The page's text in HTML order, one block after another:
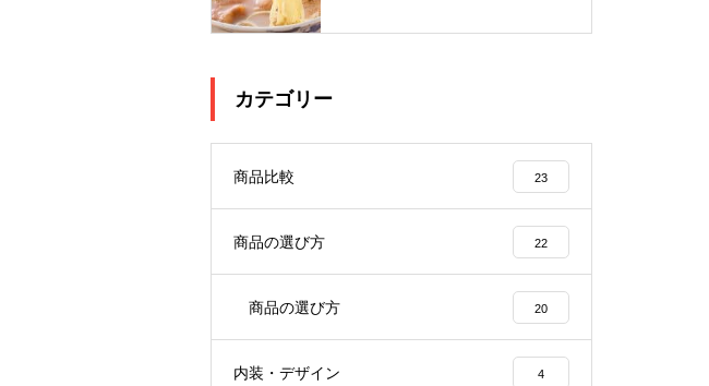
カテゴリー
商品比較 23
商品の選び方 22
商品の選び方 20
内装・デザイン 4